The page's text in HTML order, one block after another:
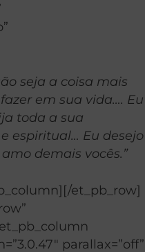
seja a coisa mais
em sua vida…. Eu
toda a sua
espiritual… Eu desejo
demais vocês.”
et_pb_row]
parallax=”off”